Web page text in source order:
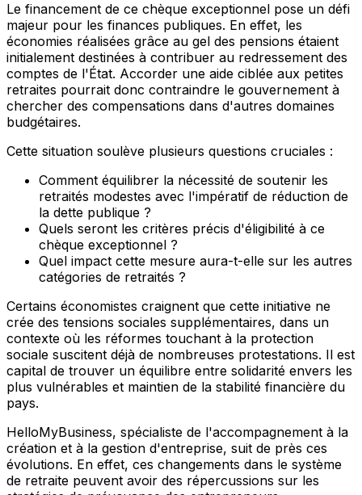
Le financement de ce chèque exceptionnel pose un défi
majeur pour les finances publiques. En effet, les
économies réalisées grâce au gel des pensions étaient
initialement destinées à contribuer au redressement des
comptes de l'État. Accorder une aide ciblée aux petites
retraites pourrait donc contraindre le gouvernement à
chercher des compensations dans d'autres domaines
budgétaires.
Cette situation soulève plusieurs questions cruciales :
Comment équilibrer la nécessité de soutenir les
retraités modestes avec l'impératif de réduction de
la dette publique ?
Quels seront les critères précis d'éligibilité à ce
chèque exceptionnel ?
Quel impact cette mesure aura-t-elle sur les autres
catégories de retraités ?
Certains économistes craignent que cette initiative ne
crée des tensions sociales supplémentaires, dans un
contexte où les réformes touchant à la protection
sociale suscitent déjà de nombreuses protestations. Il est
capital de trouver un équilibre entre solidarité envers les
plus vulnérables et maintien de la stabilité financière du
pays.
HelloMyBusiness, spécialiste de l'accompagnement à la
création et à la gestion d'entreprise, suit de près ces
évolutions. En effet, ces changements dans le système
de retraite peuvent avoir des répercussions sur les